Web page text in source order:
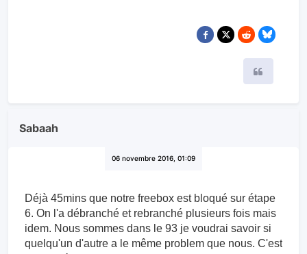
Sabaah
06 novembre 2016, 01:09
Déjà 45mins que notre freebox est bloqué sur étape
6. On l'a débranché et rebranché plusieurs fois mais
idem. Nous sommes dans le 93 je voudrai savoir si
quelqu'un d'autre a le même problem que nous. C'est